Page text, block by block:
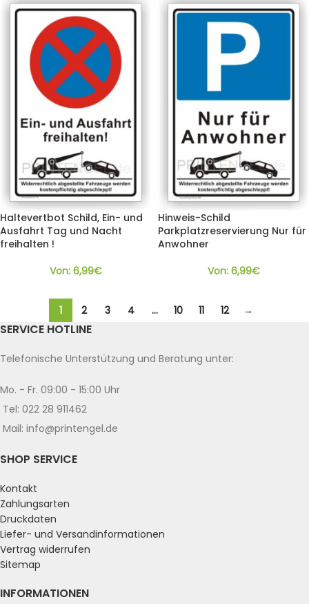
Haltevertbot Schild, Ein- und
Ausfahrt Tag und Nacht
freihalten !
Von: 6,99€
Hinweis-Schild
Parkplatzreservierung Nur für
Anwohner
Von: 6,99€
1 2 3 4 … 10 11 12 →
SERVICE HOTLINE
Telefonische Unterstützung und Beratung unter:
Mo. - Fr. 09:00 - 15:00 Uhr
Tel: 022 28 911462
Mail: info@printengel.de
SHOP SERVICE
Kontakt
Zahlungsarten
Druckdaten
Liefer- und Versandinformationen
Vertrag widerrufen
Sitemap
INFORMATIONEN